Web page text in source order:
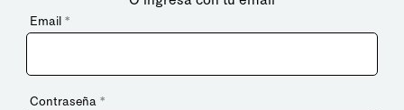
Email *
Contraseña *